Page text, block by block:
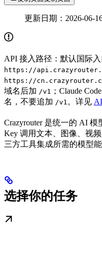
更新日期：2026-06-
API 接入路径：默认国际
https://
https://
域名后加 /v1
；Claude
名，不要追加 /v1 。详见
Crazyrouter 是统一的 AI
Key 调用文本、图像、视
三方工具集成所需的模型能
选择你的任务